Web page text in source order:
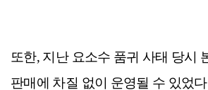
또한, 지난 요소수 품귀 사태 당시
판매에 차질 없이 운영될 수 있었